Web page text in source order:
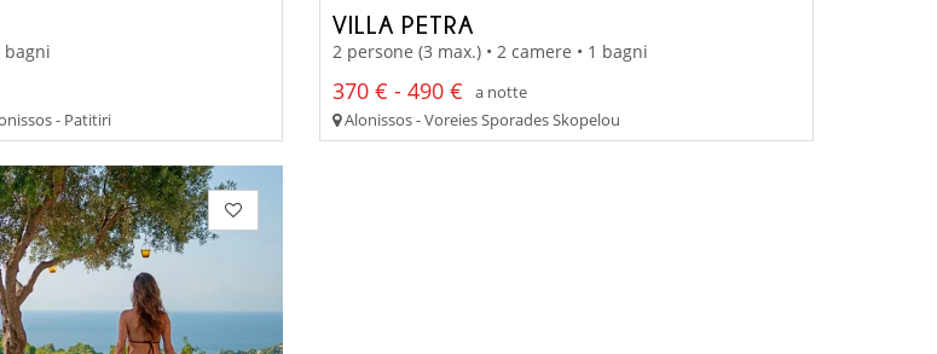
bagni
- Patitiri
VILLA PETRA
2 persone (3 max.) • 2 camere • 1 bagni
370 € - 490 €
a notte
Alonissos - Voreies Sporades Skopelou